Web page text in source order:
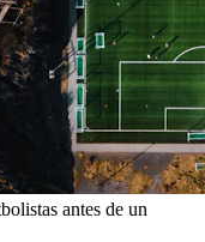
antes de un